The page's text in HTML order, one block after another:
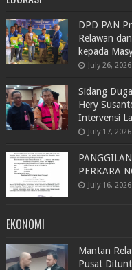
DPD PAN
Relawan
kepada
July 26, 2026
Sidang
Hery
Intervensi
July 17, 2026
PERKARA
July 16, 2026
EKONOMI
Mantan
Pusat